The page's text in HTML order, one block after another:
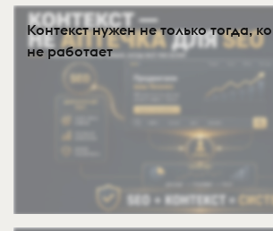
Контекст нужен не только тогда,
не работает